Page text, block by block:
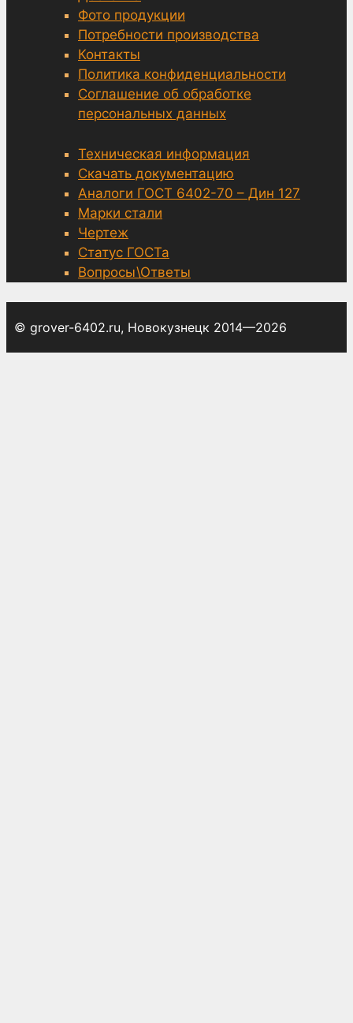
Фото продукции
Потребности производства
Контакты
Политика конфиденциальности
Соглашение об обработке
персональных данных
Техническая информация
Скачать документацию
Аналоги ГОСТ 6402-70 – Дин 127
Марки стали
Чертеж
Статус ГОСТа
Вопросы\Ответы
© grover-6402.ru, Новокузнецк 2014—2026